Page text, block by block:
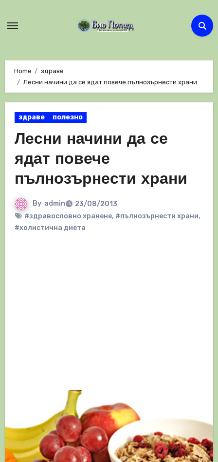
Home
здраве
Лесни начини да се ядат повече пълнозърнести храни
здраве полезно
Лесни начини да се
ядат повече
пълнозърнести храни
By admin
23/08/2013
#здравословно хранене, #пълнозърнести храни,
#холистична диета